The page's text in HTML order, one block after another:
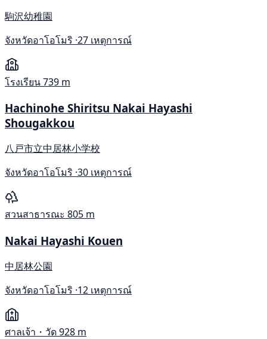
駒沢幼稚園
จังหวัดอาโอโมริ ·27 เหตุการณ์
โรงเรียน739 m
Hachinohe Shiritsu Nakai Hayashi
Shougakkou
八戸市立中居林小学校
จังหวัดอาโอโมริ ·30 เหตุการณ์
สวนสาธารณะ 805 m
Nakai Hayashi Kouen
中居林公園
จังหวัดอาโอโมริ ·12 เหตุการณ์
ศาลเจ้า・วัด928 m